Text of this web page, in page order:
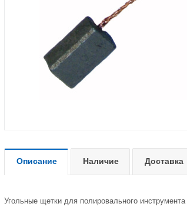
Описание Наличие Доставка
Угольные щетки для полировального